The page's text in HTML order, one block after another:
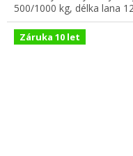
500/1000 kg, délka lana
Záruka 10 let